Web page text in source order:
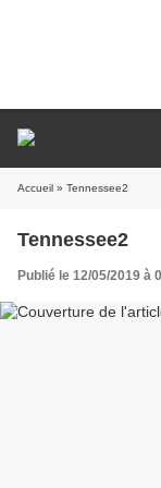
Accueil » Tennessee2
Tennessee2
Publié le 12/05/2019 à